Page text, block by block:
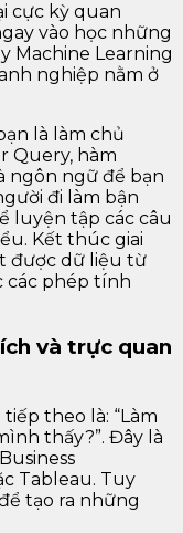
cực kỳ quan
vào học những
Machine Learning
nghiệp nằm ở
là làm chủ
Query, hàm
ngôn ngữ để bạn
đi làm bận
luyện tập các câu
Kết thúc giai
được dữ liệu từ
các phép tính
và trực quan
theo là: “Làm
thấy?”. Đây là
Tableau. Tuy
tạo ra những